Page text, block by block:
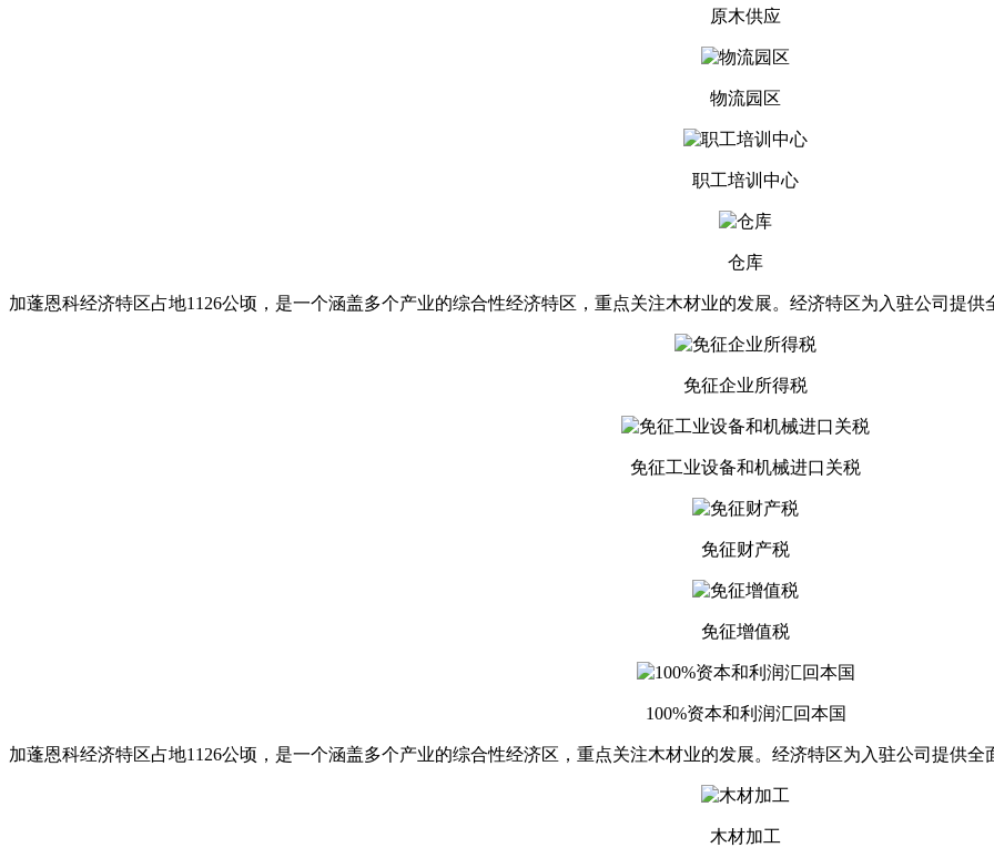
原木供应
物流园区
职工培训中心
仓库
加蓬恩科经济特区占地1126公顷，是一个涵盖多个产业的综合性经济特区，重点关注木材业的发展。经济特区为入驻公司提供
免征企业所得税
免征工业设备和机械进口关税
免征财产税
免征增值税
100%资本和利润汇回本国
加蓬恩科经济特区占地1126公顷，是一个涵盖多个产业的综合性经济区，重点关注木材业的发展。经济特区为入驻公司提供全
木材加工